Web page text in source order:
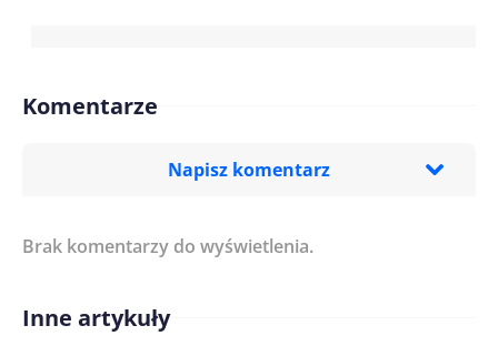
Komentarze
Napisz komentarz
Treść komentarza*
Imię/ Nick*
Brak komentarzy do wyświetlenia.
Inne artykuły